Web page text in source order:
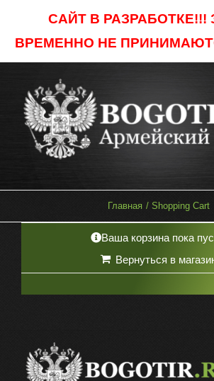
САЙТ В РАЗРАБОТКЕ!!!
ВРЕМЕННО НЕ
content
Главная Shopping Cart
Ваша корзина пока
Вернуться в